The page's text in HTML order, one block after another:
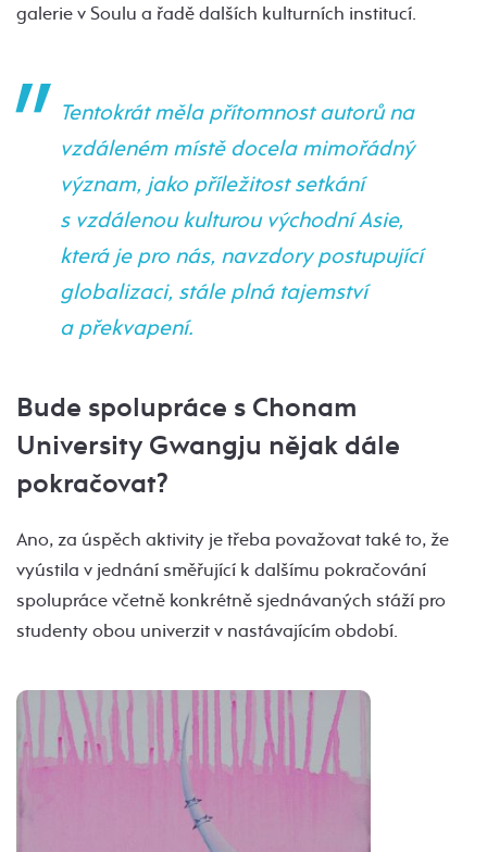
galerie v Soulu a řadě dalších kulturních institucí.
Tentokrát měla přítomnost autorů na
vzdáleném místě docela mimořádný
význam, jako příležitost setkání
s vzdálenou kulturou východní Asie,
která je pro nás, navzdory postupující
globalizaci, stále plná tajemství
a překvapení.
Bude spolupráce s Chonam
University Gwangju nějak dále
pokračovat?
Ano, za úspěch aktivity je třeba považovat také to, že
vyústila v jednání směřující k dalšímu pokračování
spolupráce včetně konkrétně sjednávaných stáží pro
studenty obou univerzit v nastávajícím období.